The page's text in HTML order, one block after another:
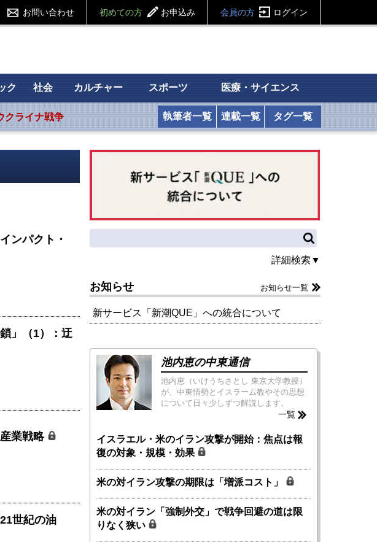
お問い合わせ 初めての方 お申込み 会員の方 ログイン
ク 社会 カルチャー スポーツ 医療・サイエンス
クライナ戦争 執筆者一覧 連載一覧 タグ一覧
ンパクト・
」（1）：迂
業戦略
世紀の油
詳細検索▼
お知らせ お知らせ一覧
新サービス「新潮QUE」への統合について
池内恵の中東通信
池内恵（いけうちさとし 東京大学教授）
が、中東情勢とイスラーム教やその思想
について日々少しずつ解説します。
一覧
イスラエル・米のイラン攻撃が開始：焦点は報
復の対象・規模・効果
米の対イラン攻撃の期限は「増派コスト」
米の対イラン「強制外交」で戦争回避の道は限
りなく狭い